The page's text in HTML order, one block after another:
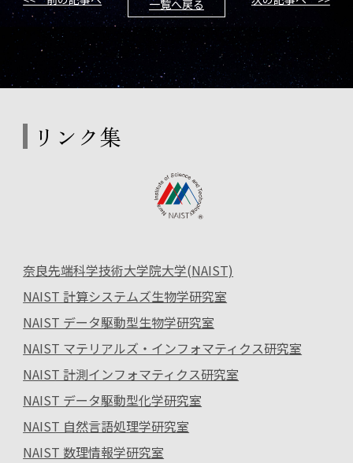
一覧へ戻る
リンク集
奈良先端科学技術大学院大学(NAIST)
NAIST 計算システムズ生物学研究室
NAIST データ駆動型生物学研究室
NAIST マテリアルズ・インフォマティクス研究室
NAIST 計測インフォマティクス研究室
NAIST データ駆動型化学研究室
NAIST 自然言語処理学研究室
NAIST 数理情報学研究室